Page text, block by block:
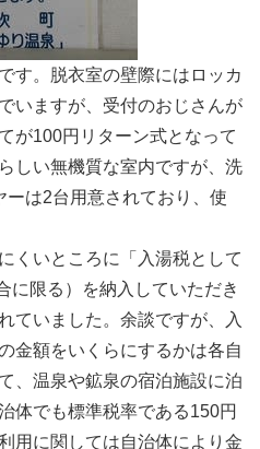
す。脱衣室の壁際にはロッカ
いますが、受付のおじさんが
が100円リターン式となって
しい無機質な室内ですが、洗
は2台用意されており、使
くいところに「入湯税として
に限る）を納入していただき
ていました。余談ですが、入
金額をいくらにするかは各自
、温泉や鉱泉の宿泊施設に泊
体でも標準税率である150円
用に関しては自治体により金